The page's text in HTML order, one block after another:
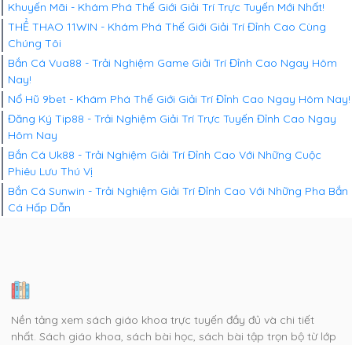
Khuyến Mãi - Khám Phá Thế Giới Giải Trí Trực Tuyến Mới Nhất!
THỂ THAO 11WIN - Khám Phá Thế Giới Giải Trí Đỉnh Cao Cùng
Chúng Tôi
Bắn Cá Vua88 - Trải Nghiệm Game Giải Trí Đỉnh Cao Ngay Hôm
Nay!
Nổ Hũ 9bet - Khám Phá Thế Giới Giải Trí Đỉnh Cao Ngay Hôm Nay!
Đăng Ký Tip88 - Trải Nghiệm Giải Trí Trực Tuyến Đỉnh Cao Ngay
Hôm Nay
Bắn Cá Uk88 - Trải Nghiệm Giải Trí Đỉnh Cao Với Những Cuộc
Phiêu Lưu Thú Vị
Bắn Cá Sunwin - Trải Nghiệm Giải Trí Đỉnh Cao Với Những Pha Bắn
Cá Hấp Dẫn
Nền tảng xem sách giáo khoa trực tuyến đầy đủ và chi tiết
nhất. Sách giáo khoa, sách bài học, sách bài tập trọn bộ từ lớp